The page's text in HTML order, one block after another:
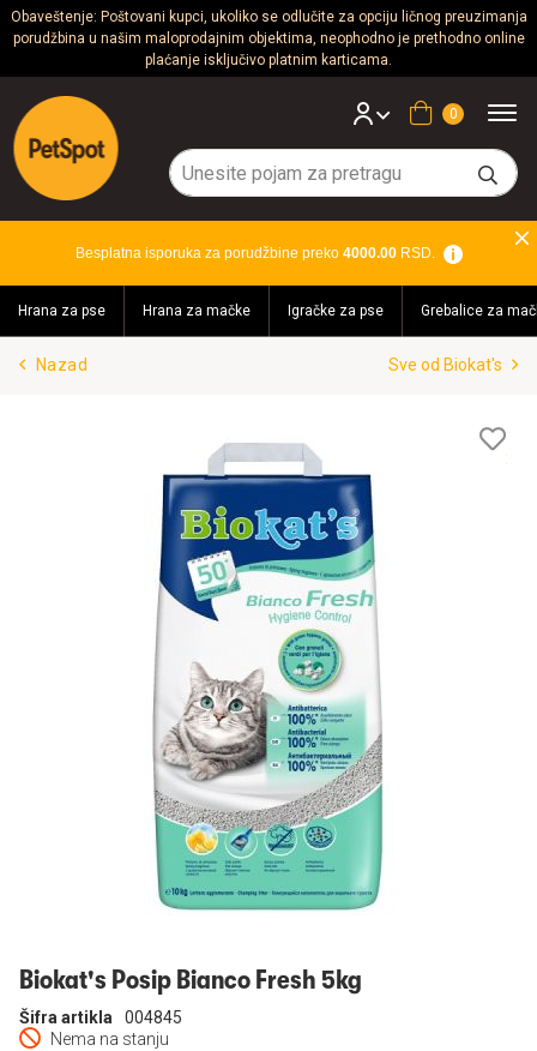
Obaveštenje: Poštovani kupci, ukoliko se odlučite za opciju ličnog preuzimanja
porudžbina u našim maloprodajnim objektima, neophodno je prethodno online
plaćanje isključivo platnim karticama.
Psi
Mačke
Glodari
Akvaristika
Teraristika
Brendovi
Korpa
Besplatna isporuka za porudžbine preko 4000.00RSD.
Hrana za pse Hrana za mačke Igračke za pse Grebalice za
Nazad Sve od Biokat's
Biokat's Posip Bianco Fresh 5kg
Nema na stanju
Šifra artikla 004845